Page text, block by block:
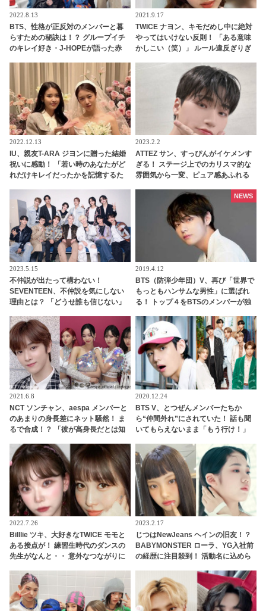
2022.8.13
BTS、性格が正反対のメンバーと暮
らすための秘訣は！？ グループイチ
のキレイ好き・J-HOPEが語った赤
生活のドタバタな日々が思い浮かぶ
ようだとファンほっこり
2021.9.17
TWICE ナヨン、キモだめし中に絶対
やってはいけない反則！ 「ある意味
かしこい（笑）」 ルール違反ぎりぎ
2022.12.13
IU、親友T-ARA ジヨンに贈った結婚
祝いに感動！ 「若い時のあなたがど
れだけキレイだったかを記憶するた
そこに込められた深い愛情に注目
2023.2.2
ATTEZ サン、すっぴんがイケメンす
ぎる！ ステージ上でのカリスマ的な
雰囲気から一変、ピュア感あふれる
2023.5.15
不仲説が出たって構わない！
SEVENTEEN、不仲説を気にしない
理由とは？ 「どうせ誰も信じない」
ァン感動
2019.4.12
BTS（防弾少年団）V、再び「世界で
もっともハンサムな男性」に選ばれ
る！ トップ４をBTSのメンバーが独
NEWS
2021.6.8
NCT ソンチャン、aespa メンバーと
のあまりの身長差にネット騒然！ ま
るで合成！？ 「彼が高身長だとは知
ルに一目ぼれする人続出
2020.12.24
BTS V、とつぜんメンバーたちか
ら“仲間外れ”にされていた！ 話も聞
いてもらえないまま「もう行け！」
てからかうメンバーたちの団結力＆V
のリアクションに爆笑
2022.7.26
Billlie ツキ、大好きなTWICE モモと
ある接点が！ 練習生時代のダンスの
先生がなんと・・ 意外なつながりに
2023.2.17
じつはNewJeans ヘインの旧友！？
BABYMONSTER ローラ、YG入社前
の経歴に注目殺到！ 活動名に込めら